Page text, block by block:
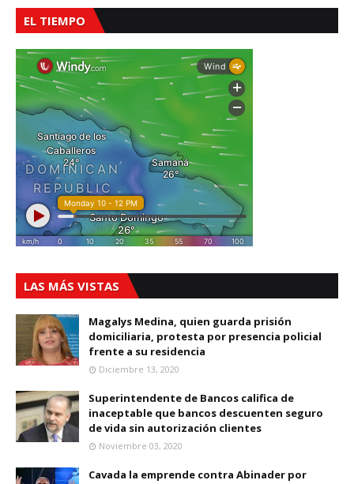
EL TIEMPO
LAS MÁS VISTAS
Magalys Medina, quien guarda prisión
domiciliaria, protesta por presencia policial
frente a su residencia
Diciembre 13, 2020
Superintendente de Bancos califica de
inaceptable que bancos descuenten seguro
de vida sin autorización clientes
Noviembre 03, 2020
Cavada la emprende contra Abinader por